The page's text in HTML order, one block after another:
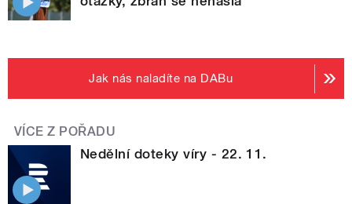
Jak nás naladíte na DABu
VÍCE Z POŘADU
Nedělní doteky víry - 22. 11.